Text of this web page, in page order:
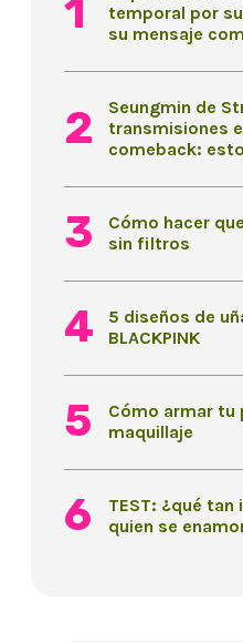
temporal por
su mensaje
Seungmin de
transmisiones
comeback:
Cómo hacer
sin filtros
5 diseños de
BLACKPINK
Cómo armar tu
maquillaje
TEST: ¿qué tan
quien se